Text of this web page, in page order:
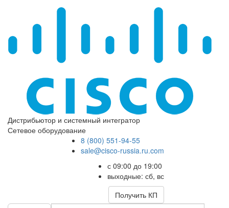
Дистрибьютор и системный интегратор
Сетевое оборудование
8 (800) 551-94-55
sale@cisco-russia.ru.com
с 09:00 до 19:00
выходные: сб, вс
Получить КП